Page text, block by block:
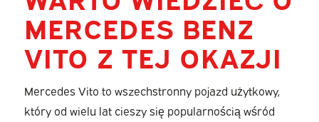
MERCEDES BENZ
VITO Z TEJ OKAZJI
Mercedes Vito to wszechstronny pojazd użytkowy,
który od wielu lat cieszy się popularnością wśród